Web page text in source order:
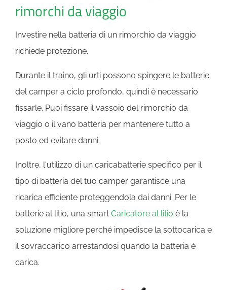
rimorchi da viaggio
Investire nella batteria di un rimorchio da viaggio
richiede protezione.
Durante il traino, gli urti possono spingere le batterie
del camper a ciclo profondo, quindi è necessario
fissarle. Puoi fissare il vassoio del rimorchio da
viaggio o il vano batteria per mantenere tutto a
posto ed evitare danni.
Inoltre, l'utilizzo di un caricabatterie specifico per il
tipo di batteria del tuo camper garantisce una
ricarica efficiente proteggendola dai danni. Per le
batterie al litio, una smart Caricatore al litio è la
soluzione migliore perché impedisce la sottocarica e
il sovraccarico arrestandosi quando la batteria è
carica.